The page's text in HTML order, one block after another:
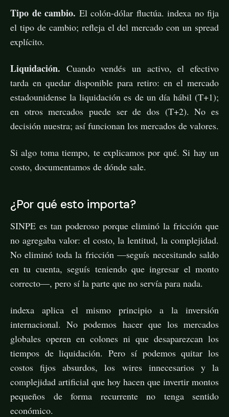
Tipo de cambio. El colón-dólar fluctúa. indexa no fija
el tipo de cambio; refleja el del mercado con un spread
explícito.
Liquidación. Cuando vendés un activo, el efectivo
tarda en quedar disponible para retiro: en el mercado
estadounidense la liquidación es de un día hábil (T+1);
en otros mercados puede ser de dos (T+2). No es
decisión nuestra; así funcionan los mercados de valores.
Si algo toma tiempo, te explicamos por qué. Si hay un
costo, documentamos de dónde sale.
¿Por qué esto importa?
SINPE es tan poderoso porque eliminó la fricción que
no agregaba valor: el costo, la lentitud, la complejidad.
No eliminó toda la fricción —seguís necesitando saldo
en tu cuenta, seguís teniendo que ingresar el monto
correcto—, pero sí la parte que no servía para nada.
indexa aplica el mismo principio a la inversión
internacional. No podemos hacer que los mercados
globales operen en colones ni que desaparezcan los
tiempos de liquidación. Pero sí podemos quitar los
costos fijos absurdos, los wires innecesarios y la
complejidad artificial que hoy hacen que invertir montos
pequeños de forma recurrente no tenga sentido
económico.